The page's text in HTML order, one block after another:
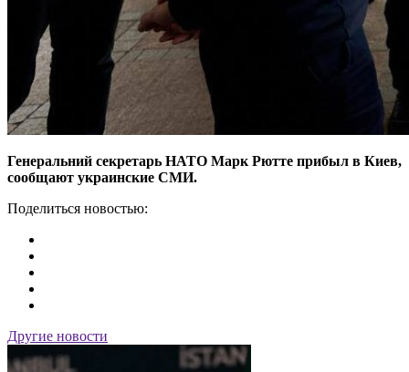
Генеральний секретарь НАТО Марк Рютте прибыл в Киев,
сообщают украинские СМИ.
Поделиться новостью:
Другие новости